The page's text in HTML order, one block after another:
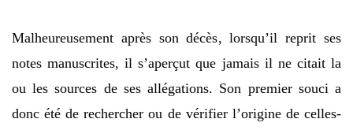
Malheureusement après son décès, lorsqu’il reprit ses
notes manuscrites, il s’aperçut que jamais il ne citait la
ou les sources de ses allégations. Son premier souci a
donc été de rechercher ou de vérifier l’origine de celles-